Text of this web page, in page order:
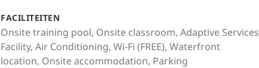
FACILITEITEN
Onsite training pool, Onsite classroom, Adaptive Services
Facility, Air Conditioning, Wi-Fi (FREE), Waterfront
location, Onsite accommodation, Parking